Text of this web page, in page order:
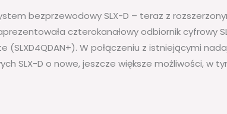
bezprzewodowy SLX-D – teraz z
czterokanałowy odbiornik cyfrowy
(SLXD4QDAN+). W połączeniu z istniejącymi
SLX-D o nowe, jeszcze większe możliwości, w